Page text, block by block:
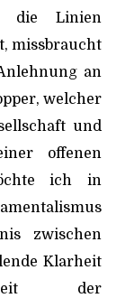
die Linien
missbraucht
an
welcher
und
offenen
ich in
zwischen
Klarheit
der